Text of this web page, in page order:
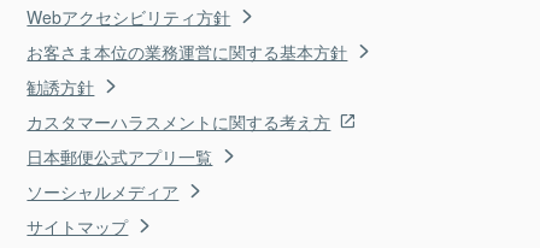
Webアクセシビリティ方針
お客さま本位の業務運営に関する基本方針
勧誘方針
カスタマーハラスメントに関する考え方
日本郵便公式アプリ一覧
ソーシャルメディア
サイトマップ